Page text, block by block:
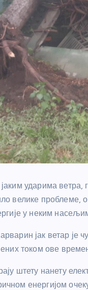
ударима
велике проблеме,
у неким
јак ветар је
током ове
штету нанету
енергијом